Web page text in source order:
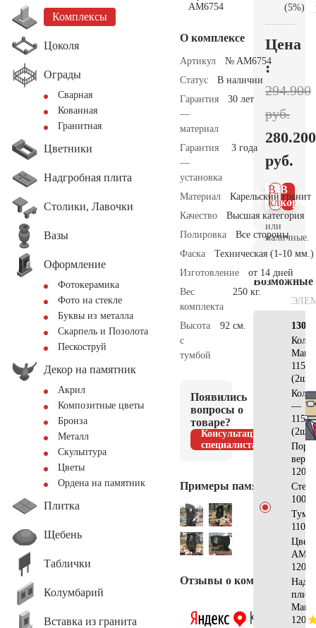
Комплексы
Цоколя
Ограды
Сварная
Кованная
Гранитная
Цветники
Надгробная плита
Столики, Лавочки
Вазы
Оформление
Фотокерамика
Фото на стекле
Буквы из металла
Скарпель и Позолота
Пескоструй
Декор на памятник
Акрил
Композитные цветы
Бронза
Металл
Скульптура
Цветы
Ордена на памятник
Плитка
Щебень
Таблички
Колумбарий
Вставка из гранита
О комплексе
Артикул
№ AM6754
Статус
В наличии
Гарантия
—
материал
30 лет
Гарантия
—
установка
3 года
Материал
Карельский гранит
Качество
Высшая категория
Полировка
Все стороны
Фаска
Техническая (1-10 мм.)
Изготовление
от 14 дней
Вес
комплекта
250 кг.
Высота
с
тумбой
92 см.
Появились
вопросы о
товаре?
Консультация
специалиста
Примеры памятников
Отзывы о компании
(5%)
Цена
:
294.900
руб.
280.200
руб.
В
В 1
клик
или
наличные.
Возможные
(2шт)
—
(2шт)
плита